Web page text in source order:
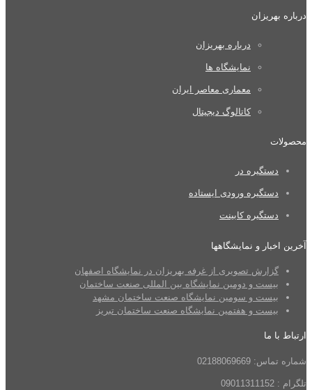
درباره بهریزان
درباره بهریزان
نمایشگاه ها
معماری معاصر ایران
کاتالوگ دیجیتال
محصولات
دستگیره در
دستگیره ورودی ایستاده
دستگیره کابینت
آخرین اخبار و نمایشگاهها
گزارش تصویری از غرفه بهریزان در نمایشگاه اصفهان
بیست و دومین نمایشگاه بین المللی صنعت ساختمان
بیست و سومین نمایشگاه صنعت ساختمان مشهد
بیست و هفتمین نمایشگاه صنعت ساختمان تبریز
ارتباط با ما
شماره تماس: 02188069669
تلگرام : 09011311152